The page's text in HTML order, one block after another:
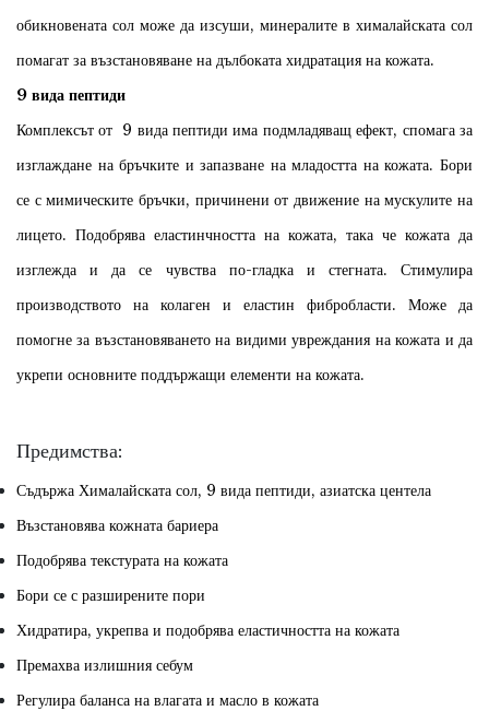
обикновената сол може да изсуши, минералите в хималайската сол
помагат за възстановяване на дълбоката хидратация на кожата.
9 вида пептиди
Комплексът от 9 вида пептиди има подмладяващ ефект, спомага за
изглаждане на бръчките и запазване на младостта на кожата. Бори
се с мимическите бръчки, причинени от движение на мускулите на
лицето. Подобрява еластинчността на кожата, така че кожата да
изглежда и да се чувства по-гладка и стегната. Стимулира
производството на колаген и еластин фибробласти. Може да
помогне за възстановяването на видими увреждания на кожата и да
укрепи основните поддържащи елементи на кожата.
Предимства:
Съдържа Хималайската сол, 9 вида пептиди, азиатска центела
Възстановява кожната бариера
Подобрява текстурата на кожата
Бори се с разширените пори
Хидратира, укрепва и подобрява еластичността на кожата
Премахва излишния себум
Регулира баланса на влагата и масло в кожата